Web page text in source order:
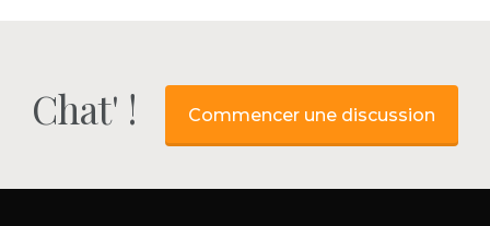
Chat' ! Commencer une discussion